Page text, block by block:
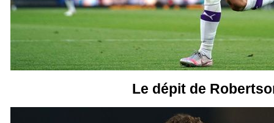
Le dépit de